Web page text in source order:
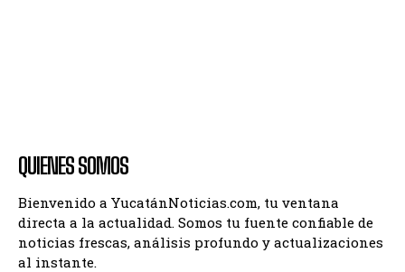
QUIENES SOMOS
Bienvenido a YucatánNoticias.com, tu ventana
directa a la actualidad. Somos tu fuente confiable de
noticias frescas, análisis profundo y actualizaciones
al instante.